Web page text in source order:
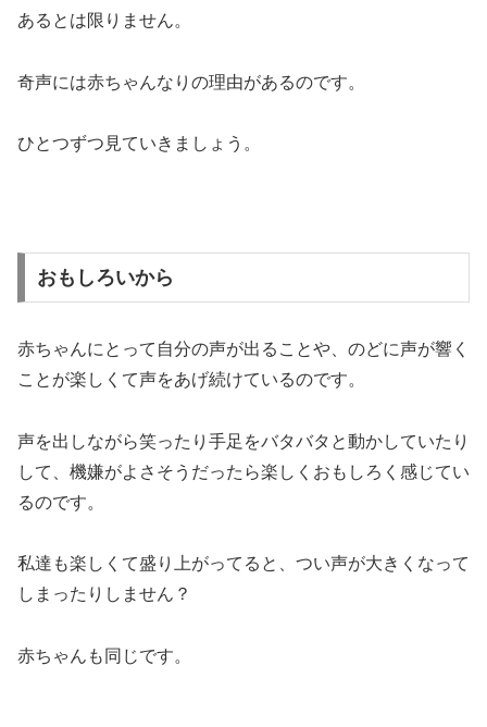
あるとは限りません。
奇声には赤ちゃんなりの理由があるのです。
ひとつずつ見ていきましょう。
おもしろいから
赤ちゃんにとって自分の声が出ることや、のどに声が響く
ことが楽しくて声をあげ続けているのです。
声を出しながら笑ったり手足をバタバタと動かしていたり
して、機嫌がよさそうだったら楽しくおもしろく感じてい
るのです。
私達も楽しくて盛り上がってると、つい声が大きくなって
しまったりしません？
赤ちゃんも同じです。